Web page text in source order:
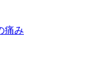
痛み